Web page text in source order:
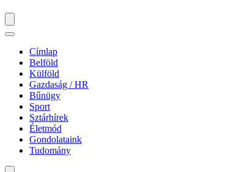
Címlap
Belföld
Külföld
Gazdaság / HR
Bűnügy
Sport
Sztárhírek
Életmód
Gondolataink
Tudomány